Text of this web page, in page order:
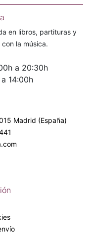
en libros, partituras y
la música.
a 20:30h
14:00h
Madrid (España)